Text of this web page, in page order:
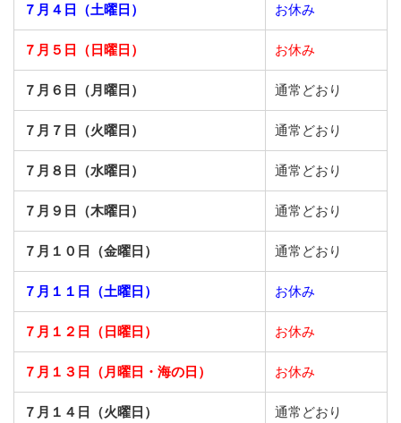
７月４日（土曜日） お休み
７月５日（日曜日） お休み
７月６日（月曜日） 通常どおり
７月７日（火曜日） 通常どおり
７月８日（水曜日） 通常どおり
７月９日（木曜日） 通常どおり
７月１０日（金曜日） 通常どおり
７月１１日（土曜日） お休み
７月１２日（日曜日） お休み
７月１３日（月曜日・海の日） お休み
７月１４日（火曜日） 通常どおり